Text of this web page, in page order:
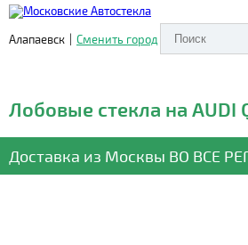
Алапаевск | Сменить город
Лобовые стекла на AUDI
Доставка из Москвы ВО ВСЕ